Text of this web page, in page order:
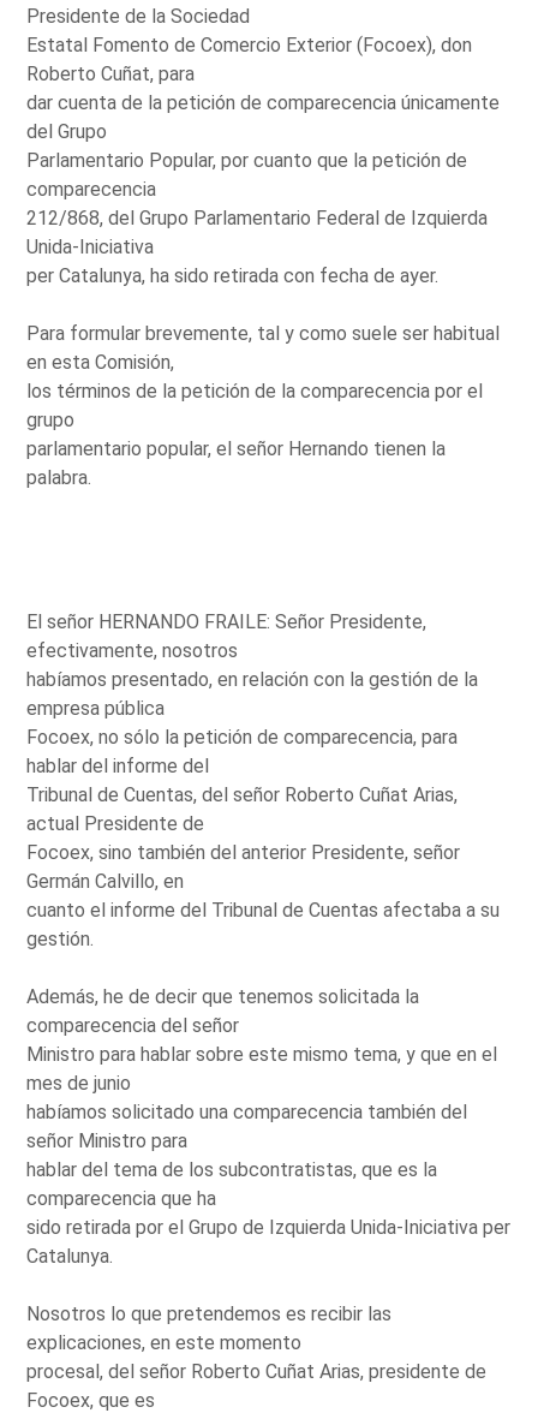
Presidente de la Sociedad
Estatal Fomento de Comercio Exterior (Focoex), don
Roberto Cuñat, para
dar cuenta de la petición de comparecencia únicamente
del Grupo
Parlamentario Popular, por cuanto que la petición de
comparecencia
212/868, del Grupo Parlamentario Federal de Izquierda
Unida-Iniciativa
per Catalunya, ha sido retirada con fecha de ayer.
Para formular brevemente, tal y como suele ser habitual
en esta Comisión,
los términos de la petición de la comparecencia por el
grupo
parlamentario popular, el señor Hernando tienen la
palabra.
El señor HERNANDO FRAILE: Señor Presidente,
efectivamente, nosotros
habíamos presentado, en relación con la gestión de la
empresa pública
Focoex, no sólo la petición de comparecencia, para
hablar del informe del
Tribunal de Cuentas, del señor Roberto Cuñat Arias,
actual Presidente de
Focoex, sino también del anterior Presidente, señor
Germán Calvillo, en
cuanto el informe del Tribunal de Cuentas afectaba a su
gestión.
Además, he de decir que tenemos solicitada la
comparecencia del señor
Ministro para hablar sobre este mismo tema, y que en el
mes de junio
habíamos solicitado una comparecencia también del
señor Ministro para
hablar del tema de los subcontratistas, que es la
comparecencia que ha
sido retirada por el Grupo de Izquierda Unida-Iniciativa per
Catalunya.
Nosotros lo que pretendemos es recibir las
explicaciones, en este momento
procesal, del señor Roberto Cuñat Arias, presidente de
Focoex, que es